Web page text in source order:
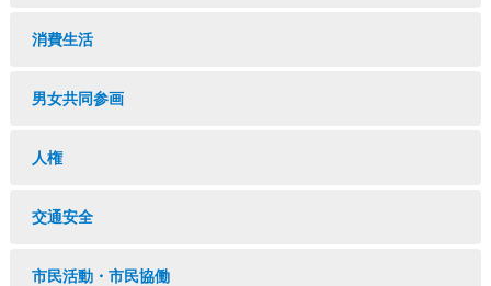
消費生活
男女共同参画
人権
交通安全
市民活動・市民協働